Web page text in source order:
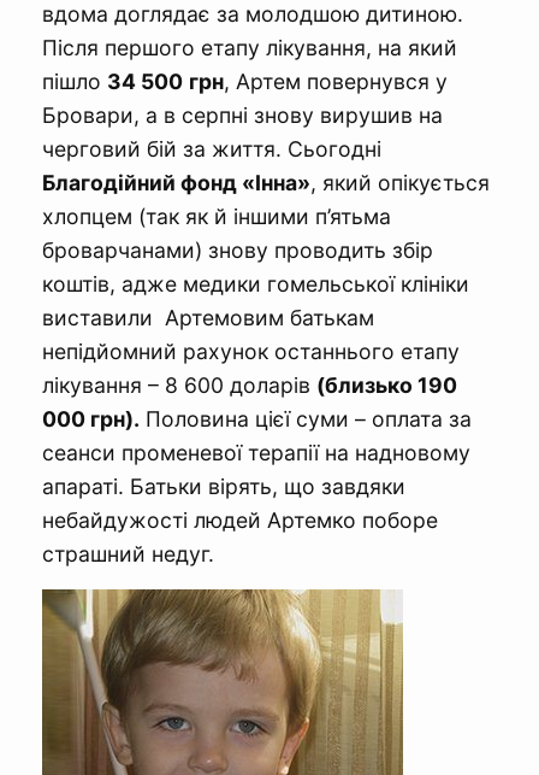
вдома доглядає за молодшою дитиною.
Після першого етапу лікування, на який
пішло 34 500 грн, Артем повернувся у
Бровари, а в серпні знову вирушив на
черговий бій за життя. Сьогодні
Благодійний фонд «Інна», який опікується
хлопцем (так як й іншими п’ятьма
броварчанами) знову проводить збір
коштів, адже медики гомельської клініки
виставили Артемовим батькам
непідйомний рахунок останнього етапу
лікування – 8 600 доларів (близько 190
000 грн). Половина цієї суми – оплата за
сеанси променевої терапії на надновому
апараті. Батьки вірять, що завдяки
небайдужості людей Артемко поборе
страшний недуг.